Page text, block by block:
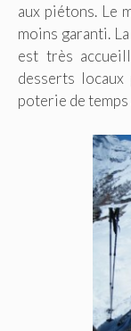
aux piétons. Le
moins garanti.
est très
desserts
poterie de temps